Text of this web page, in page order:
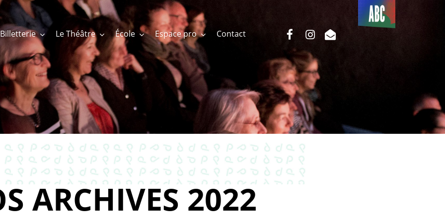
Billetterie Le Théâtre École Espace pro Contact
Du côté
de l’ABC
facebookinstagram
email
ARCHIVES 2022